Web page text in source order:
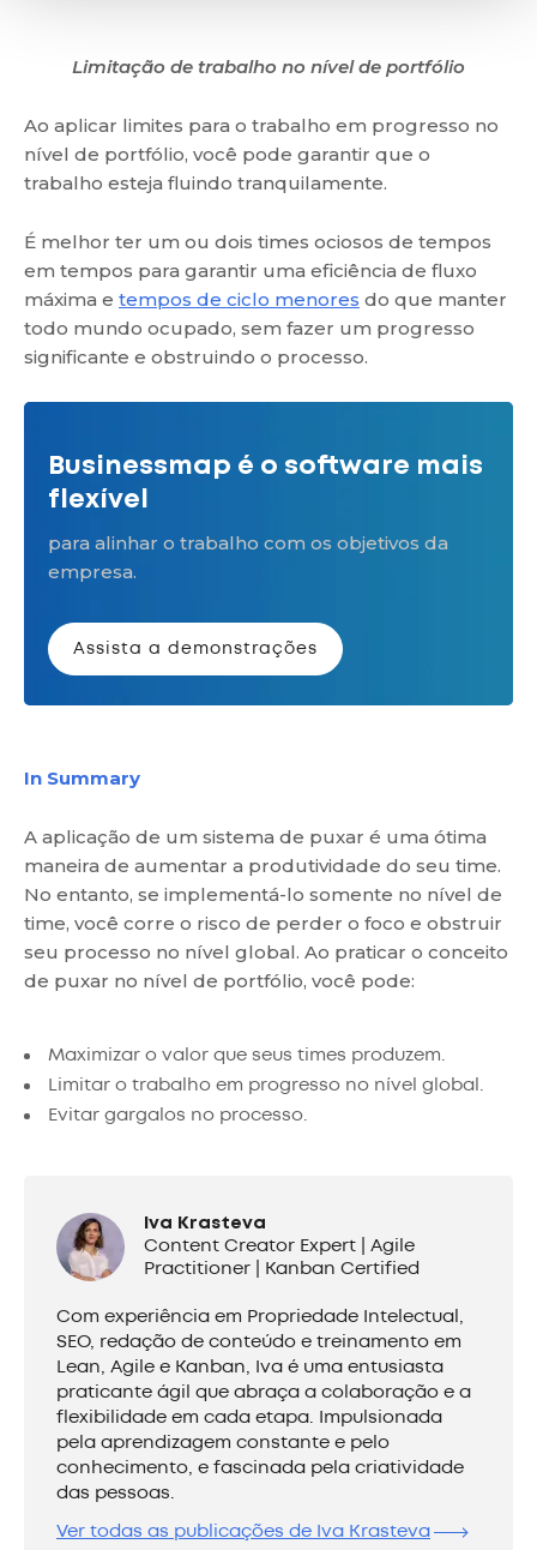
Limitação de trabalho no nível de portfólio
Ao aplicar limites para o trabalho em progresso no
nível de portfólio, você pode garantir que o
trabalho esteja fluindo tranquilamente.
É melhor ter um ou dois times ociosos de tempos
em tempos para garantir uma eficiência de fluxo
máxima e tempos de ciclo menores do que manter
todo mundo ocupado, sem fazer um progresso
significante e obstruindo o processo.
Businessmap é o software mais
flexível
para alinhar o trabalho com os objetivos da
empresa.
Assista a demonstrações
In Summary
A aplicação de um sistema de puxar é uma ótima
maneira de aumentar a produtividade do seu time.
No entanto, se implementá-lo somente no nível de
time, você corre o risco de perder o foco e obstruir
seu processo no nível global. Ao praticar o conceito
de puxar no nível de portfólio, você pode:
Maximizar o valor que seus times produzem.
Limitar o trabalho em progresso no nível global.
Evitar gargalos no processo.
Iva Krasteva
Content Creator Expert | Agile
Practitioner | Kanban Certified
Com experiência em Propriedade Intelectual,
SEO, redação de conteúdo e treinamento em
Lean, Agile e Kanban, Iva é uma entusiasta
praticante ágil que abraça a colaboração e a
flexibilidade em cada etapa. Impulsionada
pela aprendizagem constante e pelo
conhecimento, e fascinada pela criatividade
das pessoas.
Ver todas as publicações de Iva Krasteva